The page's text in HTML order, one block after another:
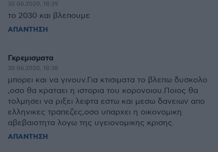
30.06.2020, 18:39
το 2030 και βλεπουμε
ΑΠΑΝΤΗΣΗ
Γκρεμισματα
30.06.2020, 18:38
μπορει και να γινουν.Για κτισιματα το βλεπω δυσκολο
,οσο θα κραταει η ιστορια του κορονοιου.Ποιος θα
τολμησει να ριξει λεφτα εστω και μεσω δανειων απο
ελληνικες τραπεζες,οσο υπαρχει η οικονομικη
αβεβαιοτητα λογω της υγειονομικης κρισης.
ΑΠΑΝΤΗΣΗ